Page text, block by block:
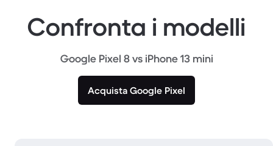
Confronta i modelli
Google Pixel 8 vs iPhone 13 mini
Acquista Google Pixel